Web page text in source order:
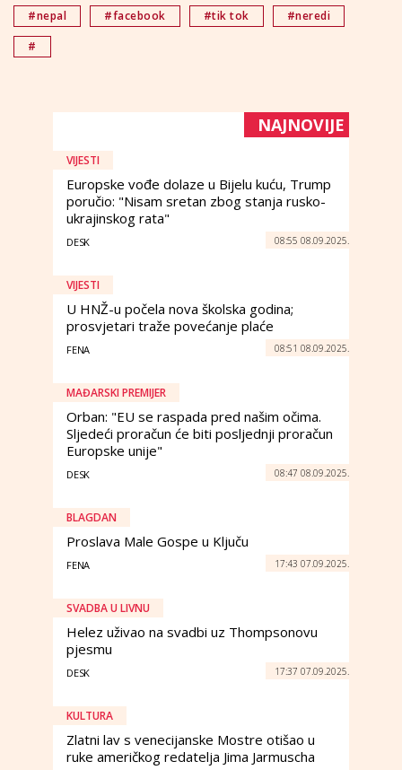
#nepal #facebook #tik tok
#neredi
#
NAJNOVIJE
VIJESTI
Europske vođe dolaze u Bijelu kuću, Trump
poručio: "Nisam sretan zbog stanja rusko-
ukrajinskog rata"
DESK 08:55 08.09.2025.
VIJESTI
U HNŽ-u počela nova školska godina;
prosvjetari traže povećanje plaće
FENA 08:51 08.09.2025.
MAĐARSKI PREMIJER
Orban: "EU se raspada pred našim očima.
Sljedeći proračun će biti posljednji proračun
Europske unije"
DESK 08:47 08.09.2025.
BLAGDAN
Proslava Male Gospe u Ključu
FENA 17:43 07.09.2025.
SVADBA U LIVNU
Helez uživao na svadbi uz Thompsonovu
pjesmu
DESK 17:37 07.09.2025.
KULTURA
Zlatni lav s venecijanske Mostre otišao u
ruke američkog redatelja Jima Jarmuscha